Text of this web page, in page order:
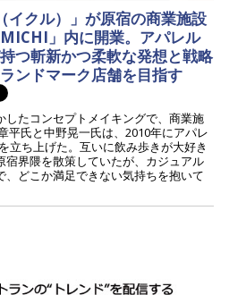
クル）」が原宿の商業施設
」内に開業。アパレル
つ斬新かつ柔軟な発想と戦略
ンドマーク店舗を目指す
したコンセプトメイキングで、商業施
平氏と中野晃一氏は、2010年にアパレ
立ち上げた。互いに飲み歩きが大好き
宿界隈を散策していたが、カジュアル
、どこか満足できない気持ちを抱いて